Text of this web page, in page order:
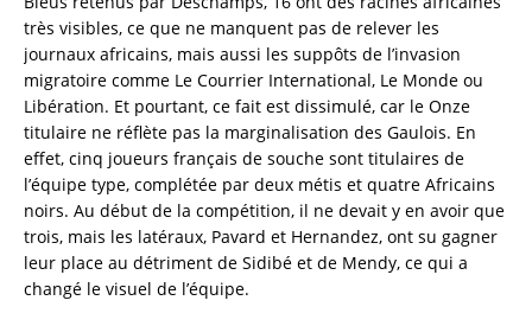
très visibles, ce que ne manquent pas de relever les
journaux africains, mais aussi les suppôts de l’invasion
migratoire comme Le Courrier International, Le Monde ou
Libération. Et pourtant, ce fait est dissimulé, car le Onze
titulaire ne réflète pas la marginalisation des Gaulois. En
effet, cinq joueurs français de souche sont titulaires de
l’équipe type, complétée par deux métis et quatre Africains
noirs. Au début de la compétition, il ne devait y en avoir que
trois, mais les latéraux, Pavard et Hernandez, ont su gagner
leur place au détriment de Sidibé et de Mendy, ce qui a
changé le visuel de l’équipe.